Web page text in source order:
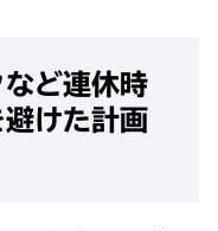
ど連休時
けた計画